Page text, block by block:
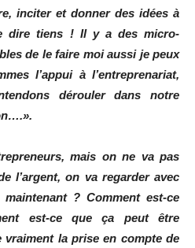
inciter et donner des idées à
dire tiens ! Il y a des micro-
de le faire moi aussi je peux
l’appui à l’entreprenariat,
dérouler dans notre
mais on ne va pas
l’argent, on va regarder avec
maintenant ? Comment est-ce
est-ce que ça peut être
la prise en compte de